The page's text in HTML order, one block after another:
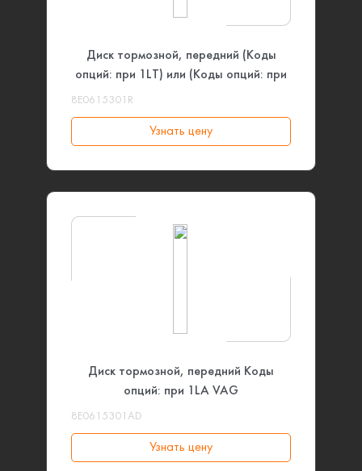
Диск тормозной, передний (Коды
опций: при 1LT) или (Коды опций: при
8E0615301R
Узнать цену
Диск тормозной, передний Коды
опций: при 1LA VAG
8E0615301AD
Узнать цену